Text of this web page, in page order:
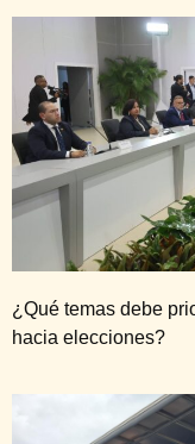
¿Qué temas debe
hacia elecciones?